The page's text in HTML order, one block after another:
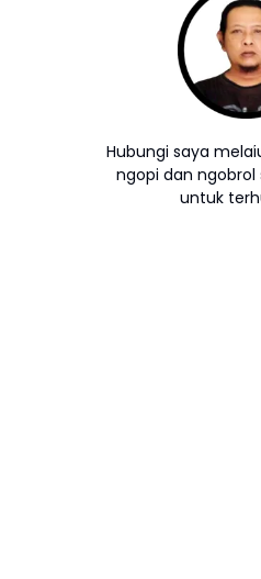
Hubungi saya
ngopi dan ngobrol
untuk